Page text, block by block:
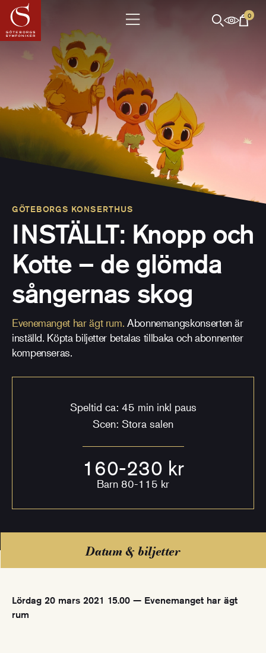
0
GÖTEBORGS KONSERTHUS
INSTÄLLT: Knopp och
Kotte – de glömda
sångernas skog
Evenemanget har ägt rum. Abonnemangskonserten är
inställd. Köpta biljetter betalas tillbaka och abonnenter
kompenseras.
Speltid ca: 45 min inkl paus
Scen: Stora salen
160-230 kr
Barn 80-115 kr
Datum & biljetter
Lördag 20 mars 2021 15.00 — Evenemanget har ägt
rum